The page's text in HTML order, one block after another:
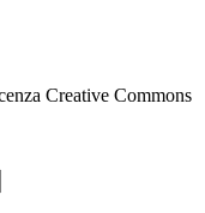
Creative Commons